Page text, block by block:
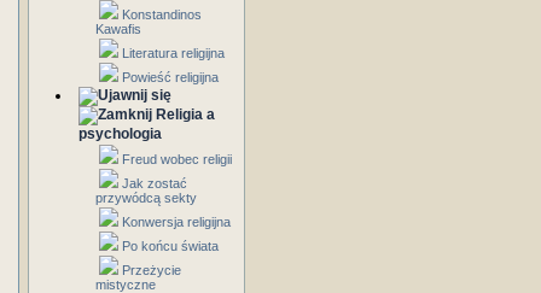
Konstandinos
Kawafis
Literatura religijna
Powieść religijna
Religia a
psychologia
Freud wobec religii
Jak zostać
przywódcą sekty
Konwersja religijna
Po końcu świata
Przeżycie
mistyczne